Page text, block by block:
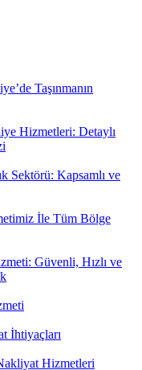
Taşınmanın
Hizmetleri: Detaylı
Sektörü: Kapsamlı ve
İle Tüm Bölge
Güvenli, Hızlı ve
İhtiyaçları
Hizmetleri